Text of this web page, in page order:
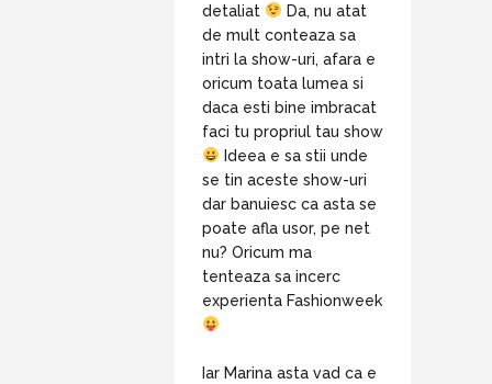
detaliat
Da, nu atat
de mult conteaza sa
intri la show-uri, afara e
oricum toata lumea si
daca esti bine imbracat
faci tu propriul tau show
Ideea e sa stii unde
se tin aceste show-uri
dar banuiesc ca asta se
poate afla usor, pe net
nu? Oricum ma
tenteaza sa incerc
experienta Fashionweek
Iar Marina asta vad ca e